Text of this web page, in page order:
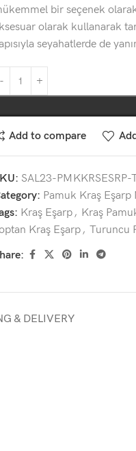
bir seçenek
olarak kullanarak
seyahatlerde de
Add to compare
SAL23-PMKKRSESRP-
Pamuk Kraş Eşarp
Kraş Eşarp, Kraş
Kraş Eşarp, Turuncu
& DELIVERY